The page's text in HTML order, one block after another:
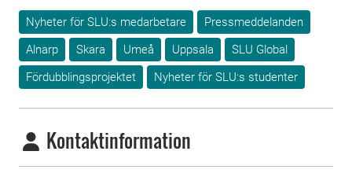
Nyheter för SLU:s medarbetare
Pressmeddelanden
Alnarp
Skara Umeå Uppsala
SLU Global
Fördubblingsprojektet
Nyheter för SLU:s studenter
Kontaktinformation